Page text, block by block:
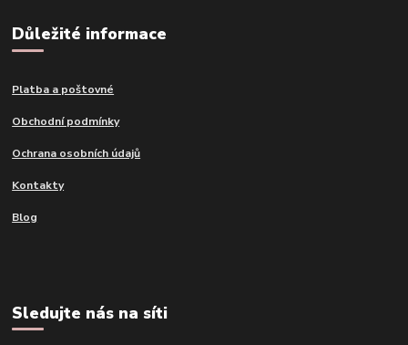
Důležité informace
Platba a poštovné
Obchodní podmínky
Ochrana osobních údajů
Kontakty
Blog
Sledujte nás na síti